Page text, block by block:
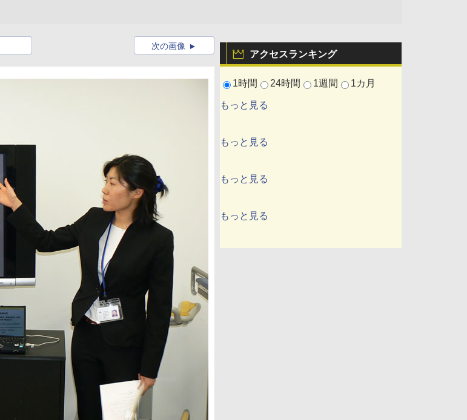
アクセスランキング
1時間 24時間 1週間 1カ月
もっと見る
もっと見る
もっと見る
もっと見る
次の画像